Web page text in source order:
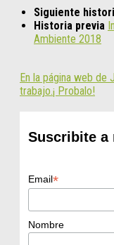
Siguiente
Historia previa
Ambiente 2018
En la página web de
trabajo.¡ Probalo!
Suscribite a
Email*
Nombre